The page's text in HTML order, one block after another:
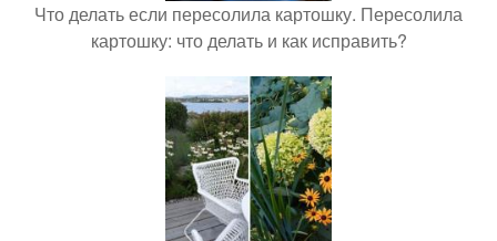
Что делать если пересолила картошку. Пересолила
картошку: что делать и как исправить?